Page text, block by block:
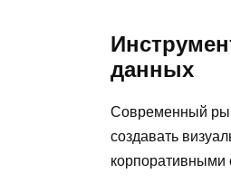
данных
Современный
создавать
корпоративными